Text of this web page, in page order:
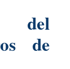
del
de